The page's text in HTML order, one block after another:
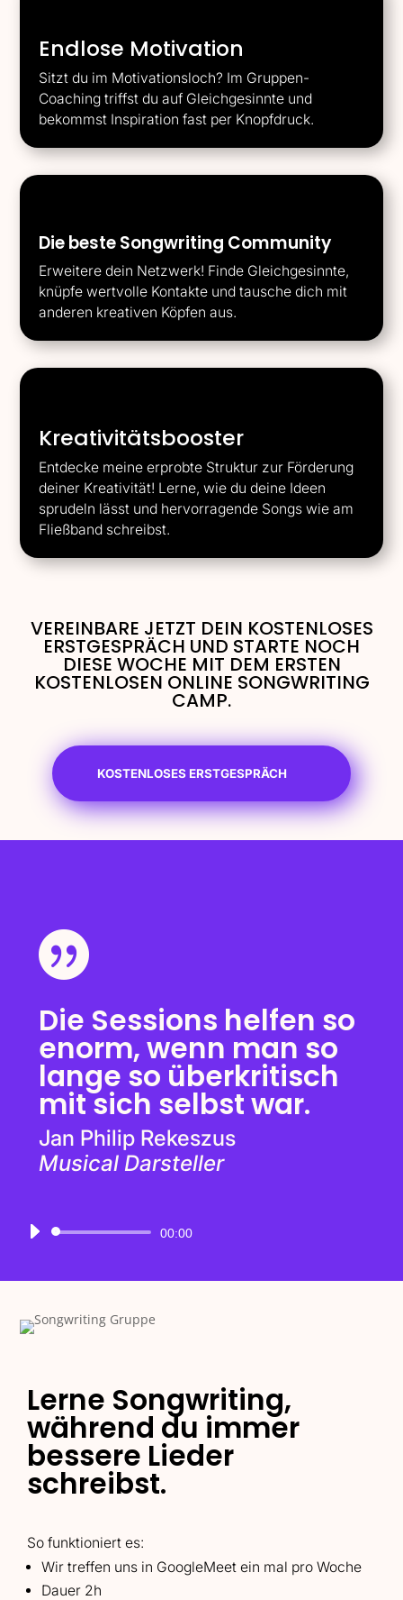
Endlose Motivation
Sitzt du im Motivationsloch? Im Gruppen-
Coaching triffst du auf Gleichgesinnte und
bekommst Inspiration fast per Knopfdruck.
Die beste Songwriting Community
Erweitere dein Netzwerk! Finde Gleichgesinnte,
knüpfe wertvolle Kontakte und tausche dich mit
anderen kreativen Köpfen aus.
Kreativitätsbooster
Entdecke meine erprobte Struktur zur Förderung
deiner Kreativität! Lerne, wie du deine Ideen
sprudeln lässt und hervorragende Songs wie am
Fließband schreibst.
VEREINBARE JETZT DEIN KOSTENLOSES
ERSTGESPRÄCH UND STARTE NOCH
DIESE WOCHE MIT DEM ERSTEN
KOSTENLOSEN ONLINE SONGWRITING
CAMP.
KOSTENLOSES ERSTGESPRÄCH

Die Sessions helfen so
enorm, wenn man so
lange so überkritisch
mit sich selbst war.
Jan Philip Rekeszus
Musical Darsteller
Audio-
00:00
Lerne Songwriting,
während du immer
bessere Lieder
schreibst.
So funktioniert es:
​Wir treffen uns in GoogleMeet ein mal pro Woche
Dauer 2h